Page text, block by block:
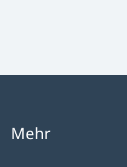
Mehr